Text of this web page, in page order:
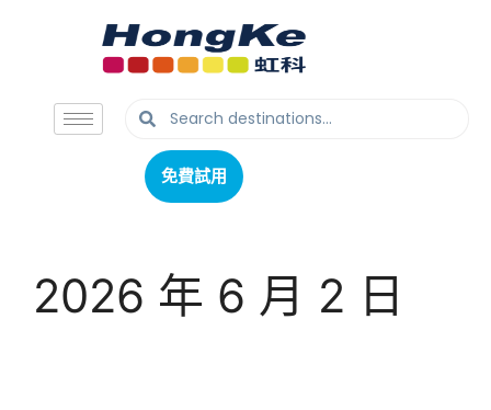
免費試用
免費試用
2026 年 6 月 2 日